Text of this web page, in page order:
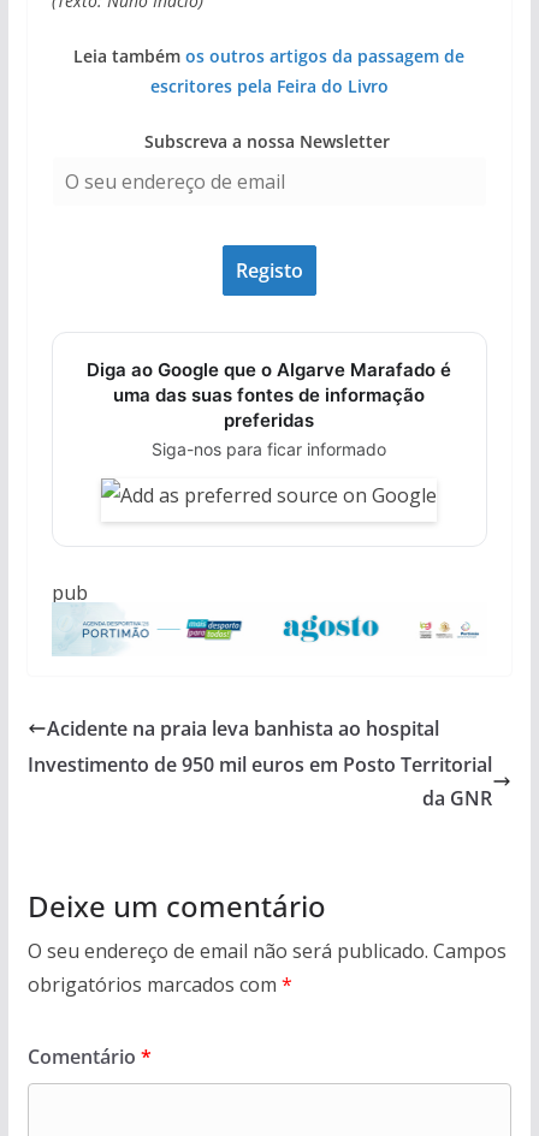
Leia tambémos outros artigos da passagem de
escritores pela Feira do Livro
Subscreva a nossa Newsletter
Diga ao Google que o Algarve Marafado é
uma das suas fontes de informação
preferidas
Siga-nos para ficar informado
pub
Acidente na praia leva banhista ao hospital
Investimento de 950 mil euros em Posto Territorial
da GNR
Deixe um comentário
O seu endereço de email não será publicado. Campos
obrigatórios marcados com *
Comentário *